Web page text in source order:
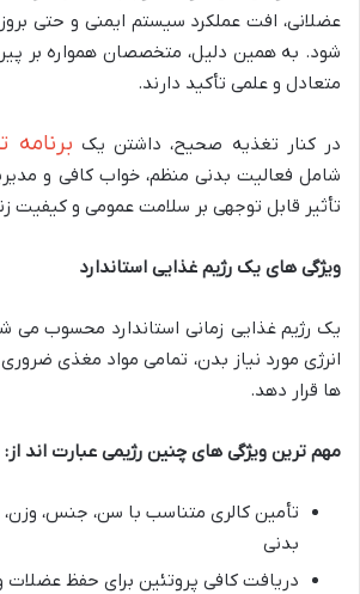
عضلانی، افت عملکرد سیستم ایمنی و حتی
شود. به همین دلیل، متخصصان همواره بر
متعادل و علمی تأکید دارند.
در کنار تغذیه صحیح، داشتن یک برنامه
شامل فعالیت بدنی منظم، خواب کافی و
تأثیر قابل توجهی بر سلامت عمومی و کیفیت
ویژگی های یک رژیم غذایی استاندارد
یک رژیم غذایی زمانی استاندارد محسوب می
انرژی مورد نیاز بدن، تمامی مواد مغذی ضروری
ها قرار دهد.
مهم ترین ویژگی های چنین رژیمی عبارت اند از:
تأمین کالری متناسب با سن، جنس،
بدنی
دریافت کافی پروتئین برای حفظ عضلات